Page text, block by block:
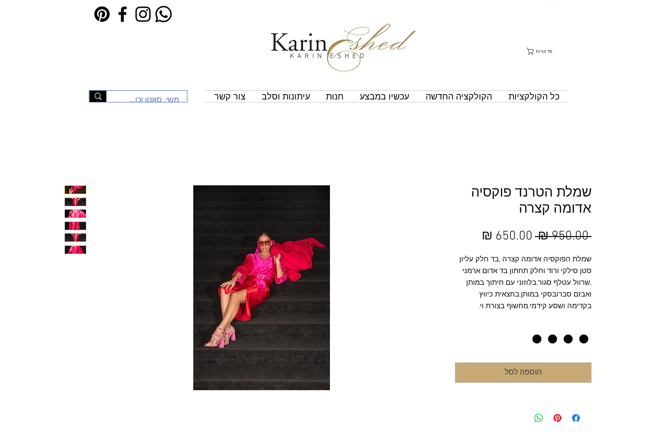
סל קניות
KARIN ESHED
כל הקולקציות הקולקציה החדשה עכשיו במבצע חנות עיתונות וסלב צור קשר
שמלת הטרנד פוקסיה
אדומה קצרה
‏950.00 ‏₪
מחיר
מבצע
שמלת הפוקסיה אדומה קצרה ,בד חלק עליון
סטן סילקי ורוד וחלק תחתון בד אדום ארמני
,שרוול עטלף סגור,בלוזוני עם חיתוך במותן
ואבזם סברובסקי במותן.בחצאית כיווץ
בקדימה ושסע קידמי.מחשוף בצורת וי.
הוספה לסל